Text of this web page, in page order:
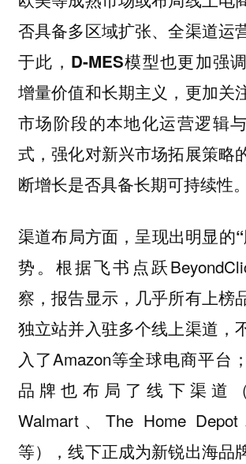
否具备多区域扩张、全渠道运
于此， D-MES模型也更加强
增量价值和长期主义，更加关
市场阶段的本地化运营逻辑
式，强化对新兴市场拓展策略
断增长是否具备长期可持续性。
渠道布局方面，呈现出明显的
势。根据飞书点跃
察，报告显示，几乎所有上榜
独立站并入驻多个线上渠道，
入了Amazon等全球电商平台
品牌也布局了线下渠道
Walmart、The Home
等），线下正成为新锐出海品